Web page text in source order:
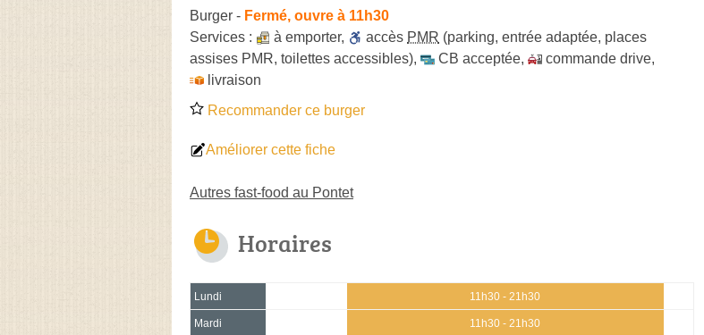
Burger - Fermé, ouvre à 11h30
Services :
à emporter, accès PMR (parking, entrée adaptée, places
assises PMR, toilettes accessibles), CB acceptée, commande drive,
livraison
Recommander ce burger
Améliorer cette fiche
Autres fast-food au Pontet
Horaires
Lundi 11h30 - 21h30
Mardi 11h30 - 21h30